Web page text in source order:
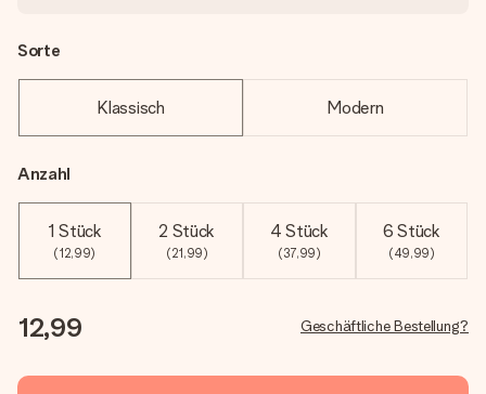
Sorte
Klassisch Modern
Anzahl
1 Stück
(12,99)
2 Stück
(21,99)
4 Stück
(37,99)
6 Stück
(49,99)
12,99 Geschäftliche Bestellung?